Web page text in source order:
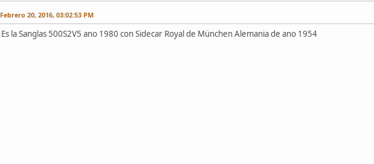
Febrero 20, 2016, 03:02:53 PM
Es la Sanglas 500S2V5 ano 1980 con Sidecar Royal de München Alemania de ano 1954